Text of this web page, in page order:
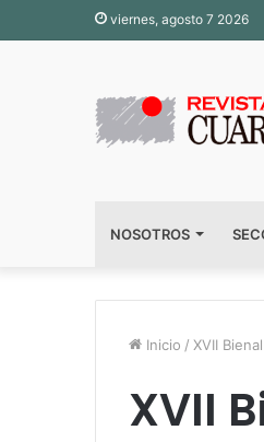
viernes, agosto 7 2026
NOSOTROS
Inicio / XVII
XVII